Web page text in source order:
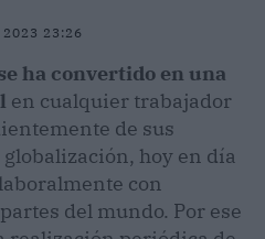
23:26
ha convertido en una
en cualquier trabajador
de sus
hoy en día
con
del mundo. Por ese